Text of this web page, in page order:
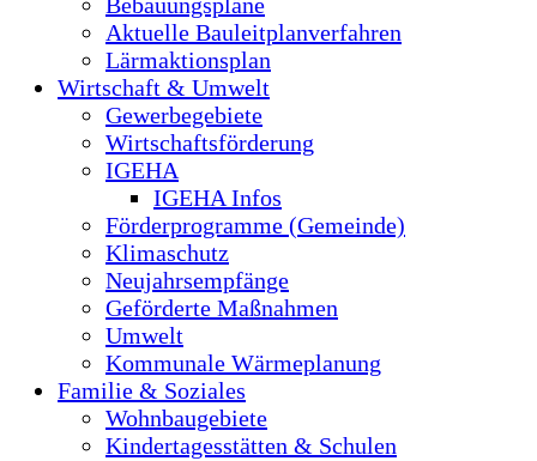
Aktuelle Bauleitplanverfahren
Lärmaktionsplan
Wirtschaft & Umwelt
Gewerbegebiete
Wirtschaftsförderung
IGEHA
IGEHA Infos
Förderprogramme (Gemeinde)
Klimaschutz
Neujahrsempfänge
Geförderte Maßnahmen
Umwelt
Kommunale Wärmeplanung
Familie & Soziales
Wohnbaugebiete
Kindertagesstätten & Schulen